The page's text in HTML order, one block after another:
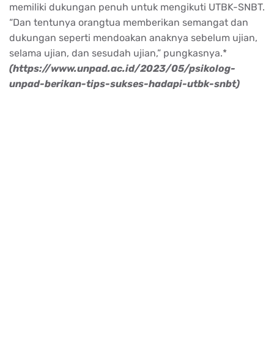
memiliki dukungan penuh untuk mengikuti UTBK-SNBT.
“Dan tentunya orangtua memberikan semangat dan
dukungan seperti mendoakan anaknya sebelum ujian,
selama ujian, dan sesudah ujian,” pungkasnya.*
(https://www.unpad.ac.id/2023/05/psikolog-
unpad-berikan-tips-sukses-hadapi-utbk-snbt)